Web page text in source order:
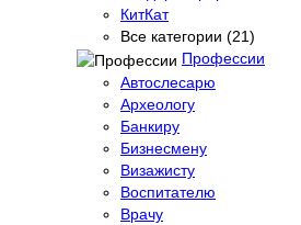
КитКат
Все категории (21)
Профессии
Автослесарю
Археологу
Банкиру
Бизнесмену
Визажисту
Воспитателю
Врачу